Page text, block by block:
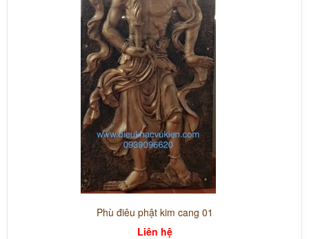
Phù điêu phật kim cang 01
Liên hệ